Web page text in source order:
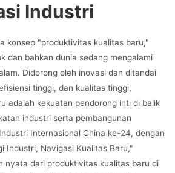
Industri
konsep "produktivitas kualitas baru,"
dan bahkan dunia sedang mengalami
Didorong oleh inovasi dan ditandai
tinggi, dan kualitas tinggi,
adalah kekuatan pendorong inti di balik
industri serta pembangunan
Internasional China ke-24, dengan
Industri, Navigasi Kualitas Baru,"
nyata dari produktivitas kualitas baru di